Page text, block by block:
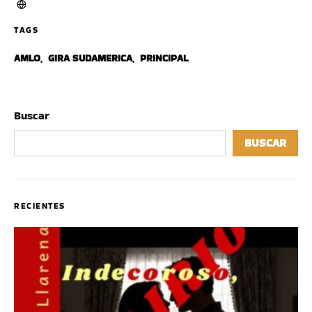
TAGS
AMLO, GIRA SUDAMERICA, PRINCIPAL
Buscar
BUSCAR
RECIENTES